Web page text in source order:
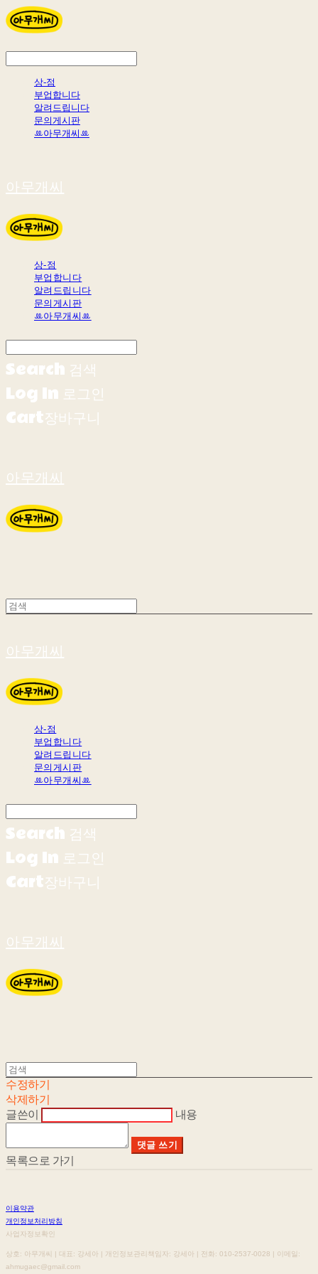
상-점
부업합니다
알려드립니다
문의게시판
ꔛ아무개씨ꔛ
아무개씨
상-점
부업합니다
알려드립니다
문의게시판
ꔛ아무개씨ꔛ
Search 검색
Log In 로그인
Cart장바구니
아무개씨
아무개씨
상-점
부업합니다
알려드립니다
문의게시판
ꔛ아무개씨ꔛ
Search 검색
Log In 로그인
Cart장바구니
아무개씨
수정하기
삭제하기
글쓴이
내용
댓글 쓰기
목록으로 가기
이용약관
개인정보처리방침
사업자정보확인
상호: 아무개씨 | 대표: 강세아 | 개인정보관리책임자: 강세아 | 전화: 010-2537-0028 | 이메일:
ahmugaec@gmail.com